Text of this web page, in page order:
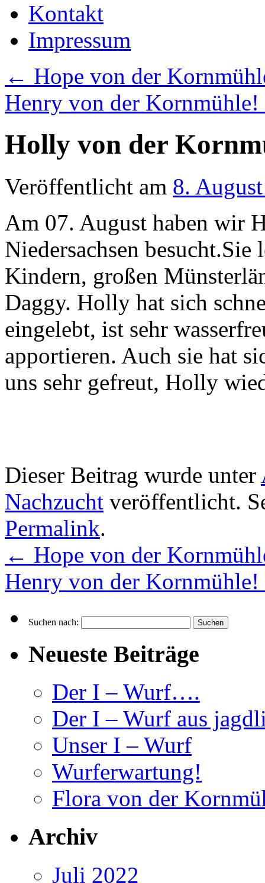
Kontakt
Impressum
← Hope von der
Henry von der Kornmühle!
Holly von der
Veröffentlicht am 8.
Am 07. August haben wir
Niedersachsen
Kindern, großen
Daggy. Holly hat sich
eingelebt, ist sehr
apportieren. Auch sie hat
uns sehr gefreut, Holly
Dieser Beitrag wurde unter
Nachzucht veröffentlicht.
Permalink.
← Hope von der
Henry von der Kornmühle!
Suchen nach:
Neueste Beiträge
Der I – Wurf….
Der I – Wurf aus
Unser I – Wurf
Wurferwartung!
Flora von der
Archiv
Juli 2022